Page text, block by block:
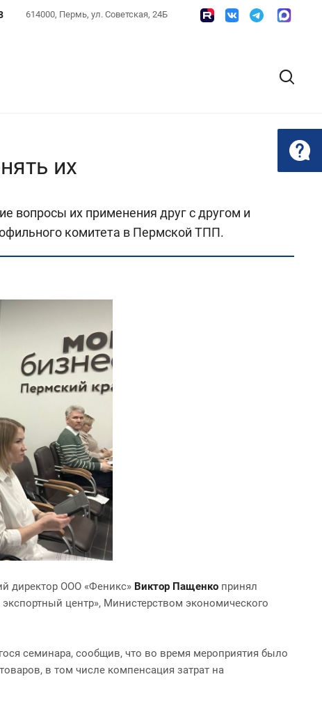
614000, Пермь, ул. Советская, 24Б
их
вопросы их применения друг с другом и
комитета в Пермской ТПП.
директор ООО «Феникс» Виктор Пащенко принял
центр», Министерством экономического
семинара, сообщив, что во время мероприятия было
в том числе компенсация затрат на